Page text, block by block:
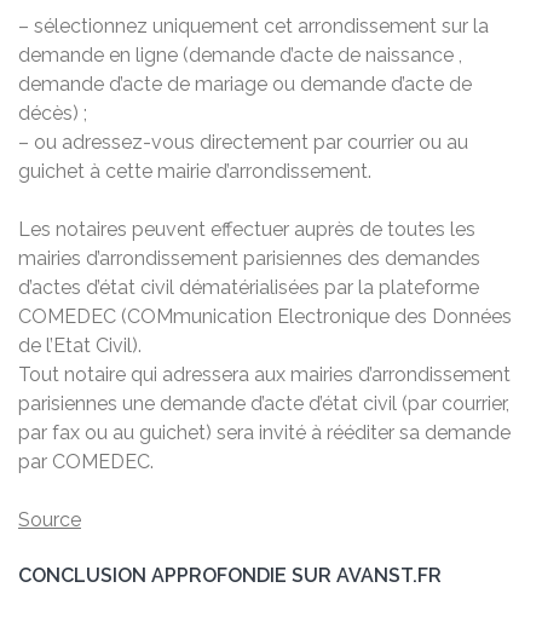
– sélectionnez uniquement cet arrondissement sur la
demande en ligne (demande d’acte de naissance ,
demande d’acte de mariage ou demande d’acte de
décès) ;
– ou adressez-vous directement par courrier ou au
guichet à cette mairie d’arrondissement.
Les notaires peuvent effectuer auprès de toutes les
mairies d’arrondissement parisiennes des demandes
d’actes d’état civil dématérialisées par la plateforme
COMEDEC (COMmunication Electronique des Données
de l’Etat Civil).
Tout notaire qui adressera aux mairies d’arrondissement
parisiennes une demande d’acte d’état civil (par courrier,
par fax ou au guichet) sera invité à rééditer sa demande
par COMEDEC.
Source
CONCLUSION APPROFONDIE SUR AVANST.FR